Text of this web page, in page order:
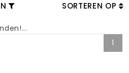
SORTEREN OP
1